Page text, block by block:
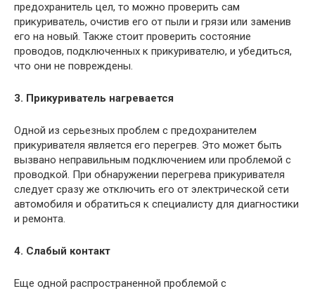
предохранитель цел, то можно проверить сам
прикуриватель, очистив его от пыли и грязи или заменив
его на новый. Также стоит проверить состояние
проводов, подключенных к прикуривателю, и убедиться,
что они не повреждены.
3. Прикуриватель нагревается
Одной из серьезных проблем с предохранителем
прикуривателя является его перегрев. Это может быть
вызвано неправильным подключением или проблемой с
проводкой. При обнаружении перегрева прикуривателя
следует сразу же отключить его от электрической сети
автомобиля и обратиться к специалисту для диагностики
и ремонта.
4. Слабый контакт
Еще одной распространенной проблемой с